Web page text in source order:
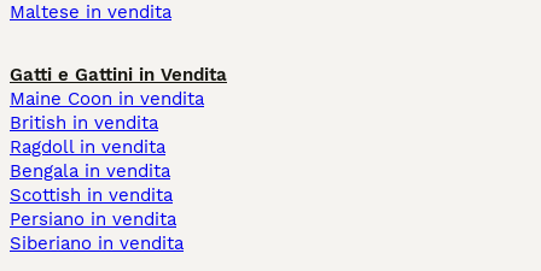
Maltese in vendita
Gatti e Gattini in Vendita
Maine Coon in vendita
British in vendita
Ragdoll in vendita
Bengala in vendita
Scottish in vendita
Persiano in vendita
Siberiano in vendita